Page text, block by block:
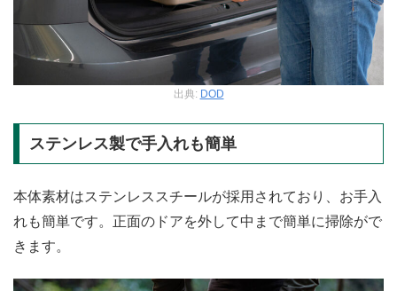
出典: DOD
ステンレス製で手入れも簡単
本体素材はステンレススチールが採用されており、お手入
れも簡単です。正面のドアを外して中まで簡単に掃除がで
きます。